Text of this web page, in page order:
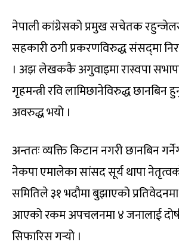
नेपाली कांग्रेसको प्रमुख सचेतक
सहकारी ठगी प्रकरणविरुद्ध संसद्‌मा
। अझ लेखककै अगुवाइमा रास्वपा
गृहमन्त्री रवि लामिछानेविरुद्ध छानबिन
अवरुद्ध भयो ।
अन्ततः व्यक्ति किटान नगरी छानबिन
नेकपा एमालेका सांसद सूर्य थापा
समितिले ३१ भदौमा बुझाएको प्रतिवेदनमा
आएको रकम अपचलनमा ४ जनालाई
सिफारिस गर्‍यो ।